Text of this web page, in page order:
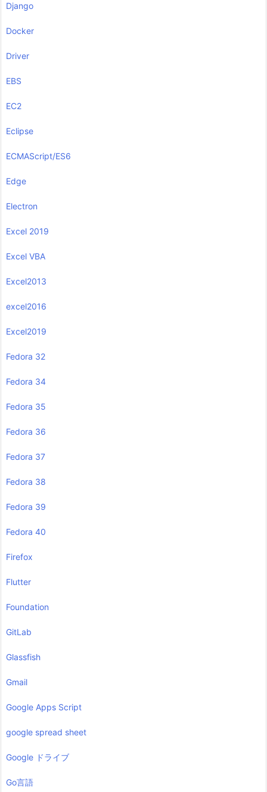
Django
Docker
Driver
EBS
EC2
Eclipse
ECMAScript/ES6
Edge
Electron
Excel 2019
Excel VBA
Excel2013
excel2016
Excel2019
Fedora 32
Fedora 34
Fedora 35
Fedora 36
Fedora 37
Fedora 38
Fedora 39
Fedora 40
Firefox
Flutter
Foundation
GitLab
Glassfish
Gmail
Google Apps Script
google spread sheet
Google ドライブ
Go言語